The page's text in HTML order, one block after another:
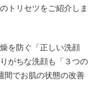
トリセツをご紹介しま
を防ぐ「正しい洗顔
がちな洗顔も「３つの
間でお肌の状態の改善